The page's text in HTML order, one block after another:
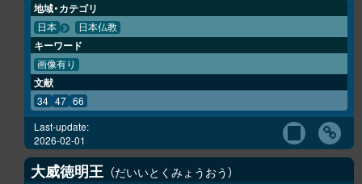
地域・カテゴリ
日本 日本仏教
キーワード
画像有り
文献
34 47 66
Last-update:
2026-02-01
大威徳明王 だいいとくみょうおう